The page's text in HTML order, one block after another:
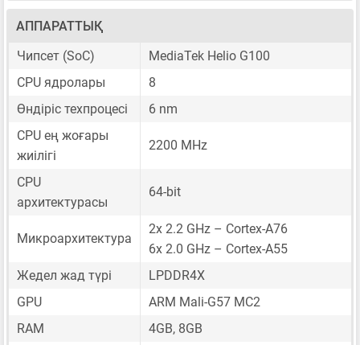
АППАРАТТЫҚ
Чипсет (SoC)
MediaTek Helio G100
CPU ядролары
8
Өндіріс техпроцесі
6 nm
CPU ең жоғары
жиілігі
2200 MHz
CPU
архитектурасы
64-bit
Микроархитектура
2x 2.2 GHz – Cortex-A76
6x 2.0 GHz – Cortex-A55
Жедел жад түрі
LPDDR4X
GPU
ARM Mali-G57 MC2
RAM
4GB, 8GB